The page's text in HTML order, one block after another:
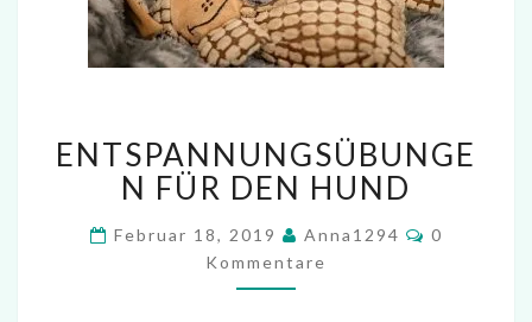
FÜR
DEN
HUND
ENTSPANNUNGSÜBUNGE
N FÜR DEN HUND
Februar 18, 2019 Anna1294
0
Kommentare